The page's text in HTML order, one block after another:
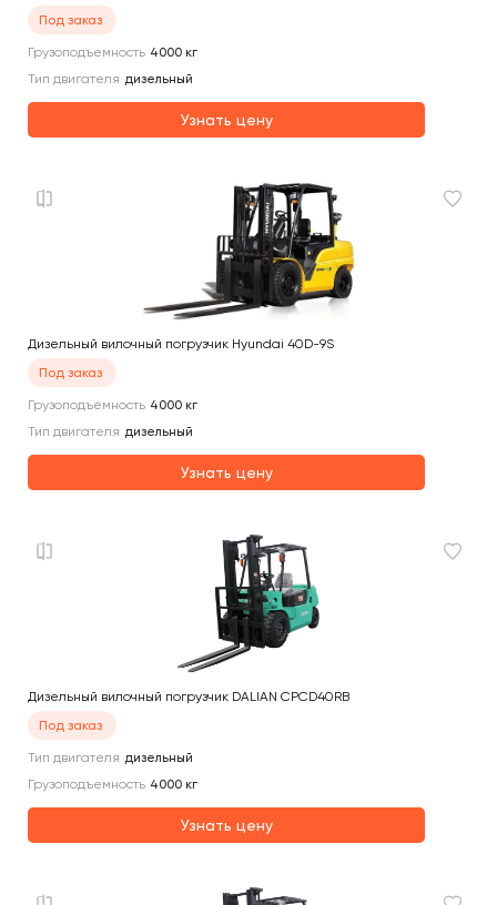
Под заказ
Грузоподъемность 4000 кг
Тип двигателя дизельный
Узнать цену
Дизельный вилочный погрузчик Hyundai 40D-9S
Под заказ
Грузоподъемность 4000 кг
Тип двигателя дизельный
Узнать цену
Дизельный вилочный погрузчик DALIAN CPCD40RB
Под заказ
Тип двигателя дизельный
Грузоподъемность 4000 кг
Узнать цену